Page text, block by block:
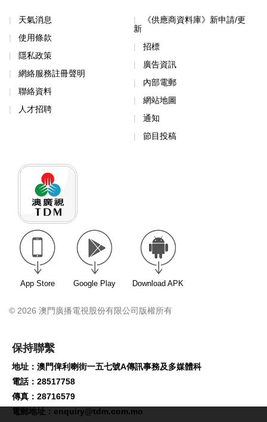
天氣消息
使用條款
隱私政策
網絡服務註冊聲明
聯絡資料
人才招聘
《供應商資料庫》新申請/更
新
招標
廣告資訊
內部電郵
網站地圖
通知
節目投稿
App Store Google Play Download APK
© 2026 澳門廣播電視股份有限公司版權所有
保持聯繫
地址：澳門俾利喇街一五七號A傳訊事務及多媒體科
電話：28517758
傳真：28716579
電郵地址： enquiry@tdm.com.mo